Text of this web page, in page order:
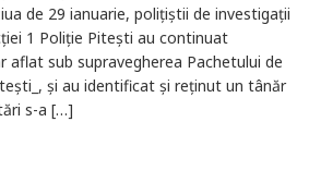
de 29 ianuarie, polițiștii de investigații
1 Poliție Pitești au continuat
aflat sub supravegherea Pachetului de
și au identificat și reținut un tânăr
s-a […]